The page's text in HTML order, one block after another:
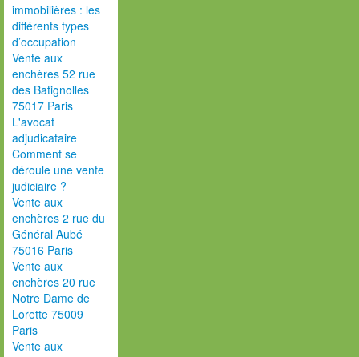
immobilières : les
différents types
d’occupation
Vente aux
enchères 52 rue
des Batignolles
75017 Paris
L'avocat
adjudicataire
Comment se
déroule une vente
judiciaire ?
Vente aux
enchères 2 rue du
Général Aubé
75016 Paris
Vente aux
enchères 20 rue
Notre Dame de
Lorette 75009
Paris
Vente aux